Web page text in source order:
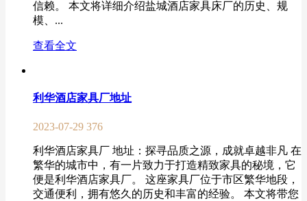
信赖。 本文将详细介绍盐城酒店家具床厂的历史、规
模、...
查看全文
利华酒店家具厂地址
2023-07-29 376
利华酒店家具厂 地址：探寻品质之源，成就卓越非凡 在
繁华的城市中，有一片致力于打造精致家具的秘境，它
便是利华酒店家具厂。 这座家具厂位于市区繁华地段，
交通便利，拥有悠久的历史和丰富的经验。 本文将带您